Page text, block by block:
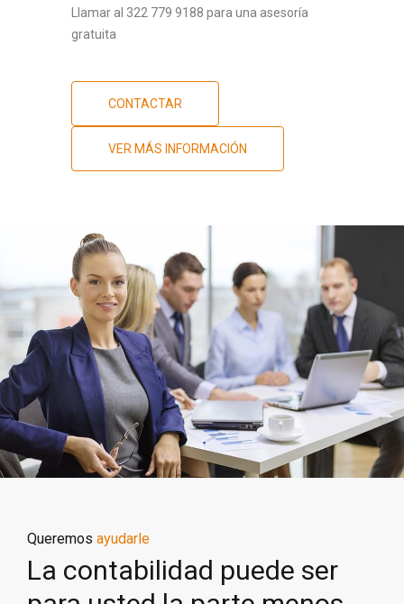
Llamar al 322 779 9188 para una asesoría
gratuita
CONTACTAR
VER MÁS INFORMACIÓN
Queremos ayudarle
La contabilidad puede ser